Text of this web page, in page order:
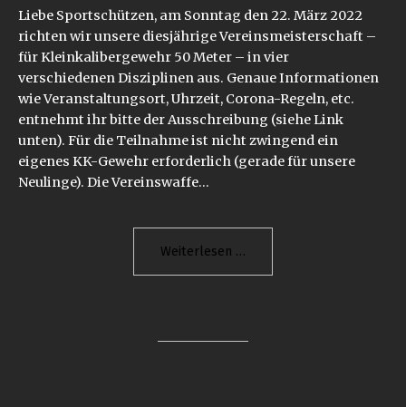
Liebe Sportschützen, am Sonntag den 22. März 2022
richten wir unsere diesjährige Vereinsmeisterschaft –
für Kleinkalibergewehr 50 Meter – in vier
verschiedenen Disziplinen aus. Genaue Informationen
wie Veranstaltungsort, Uhrzeit, Corona-Regeln, etc.
entnehmt ihr bitte der Ausschreibung (siehe Link
unten). Für die Teilnahme ist nicht zwingend ein
eigenes KK-Gewehr erforderlich (gerade für unsere
Neulinge). Die Vereinswaffe…
Weiterlesen "Geschlossene
Vereinsmeisterschaft